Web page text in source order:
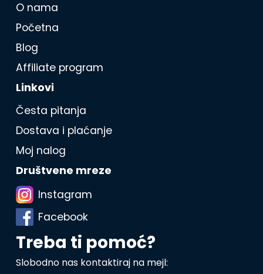
O nama
Početna
Blog
Affiliate program
Linkovi
Česta pitanja
Dostava i plaćanje
Moj nalog
Društvene mreze
Instagram
Facebook
Treba ti pomoć?
Slobodno nas kontaktiraj na mejl: